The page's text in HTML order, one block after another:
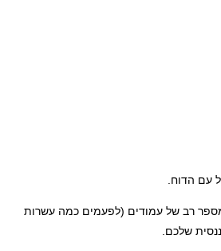
של עמודים (לפעמים כמה עשרות
שלכם.